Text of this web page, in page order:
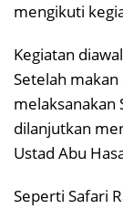
mengikuti
Kegiatan
Setelah
melaksanakan
dilanjutkan
Ustad Abu
Seperti Safari